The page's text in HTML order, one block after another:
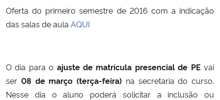
Ministério da Mulher, da Família e dos Direitos Humanos
Secretaria de Governo
Gabinete de Segurança Institucional
Oferta do primeiro semestre de 2016 com a indicação
das salas de aula AQUI
O dia para o ajuste de matrícula presencial de PE vai
ser 08 de março (terça-feira) na secretaria do curso.
Nesse dia o aluno poderá solicitar a inclusão ou